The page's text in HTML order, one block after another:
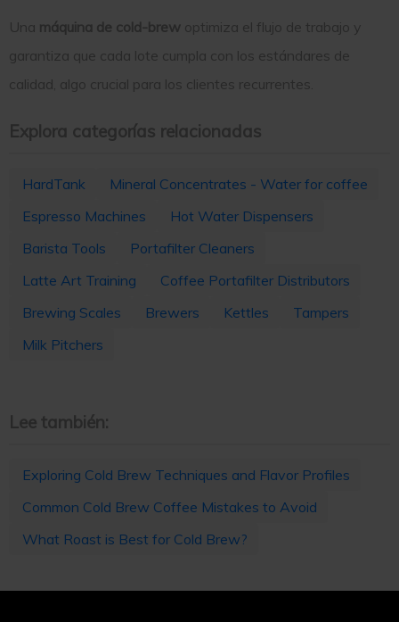
Una máquina de cold-brew optimiza el flujo de trabajo y
garantiza que cada lote cumpla con los estándares de
calidad, algo crucial para los clientes recurrentes.
Explora categorías relacionadas
HardTank
Mineral Concentrates - Water for coffee
Espresso Machines
Hot Water Dispensers
Barista Tools
Portafilter Cleaners
Latte Art Training
Coffee Portafilter Distributors
Brewing Scales
Brewers Kettles
Tampers
Milk Pitchers
Lee también:
Exploring Cold Brew Techniques and Flavor Profiles
Common Cold Brew Coffee Mistakes to Avoid
What Roast is Best for Cold Brew?